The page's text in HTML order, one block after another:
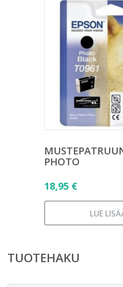
PHOTO
18,95 €
LUE
TUOTEHAKU